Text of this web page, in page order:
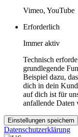
Vimeo, YouTube
Erforderlich
Immer aktiv
Technisch
grundlegende
Beispiel dazu,
dich in dein
auf dich ist für
anfallende Daten
Einstellungen speichern
Datenschutzerklärung